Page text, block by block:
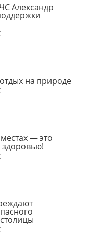
Александр
на природе
— это
здоровью!